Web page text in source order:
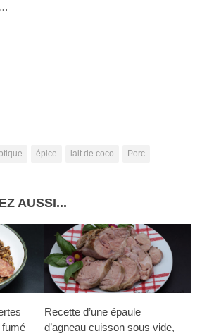
épice lait de coco Porc
AUSSI...
fumé
Recette d’une épaule
d’agneau cuisson sous vide,